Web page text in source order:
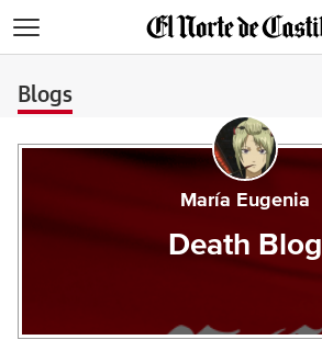
Blogs
María Eugenia
Death Blog